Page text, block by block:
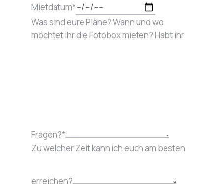
Mietdatum*
Was sind eure Pläne? Wann und wo
möchtet ihr die Fotobox mieten? Habt ihr
Fragen?*
Zu welcher Zeit kann ich euch am besten
erreichen?